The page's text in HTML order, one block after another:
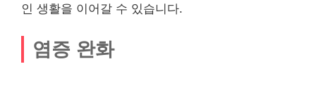
인 생활을 이어갈 수 있습니다.
염증 완화